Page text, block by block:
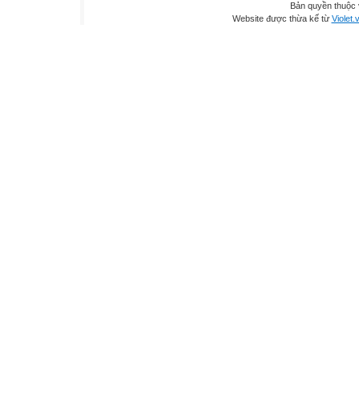
Bản quyền
Website được thừa kế từ